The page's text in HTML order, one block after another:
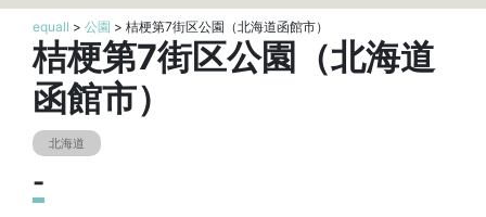
equall > 公園 > 桔梗第7街区公園（北海道函館市）
桔梗第7街区公園（北海道
函館市）
北海道
-